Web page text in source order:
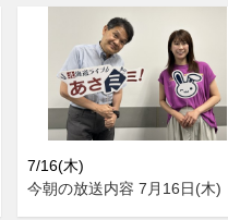
7/16(木)
今朝の放送内容 7月16日(木)